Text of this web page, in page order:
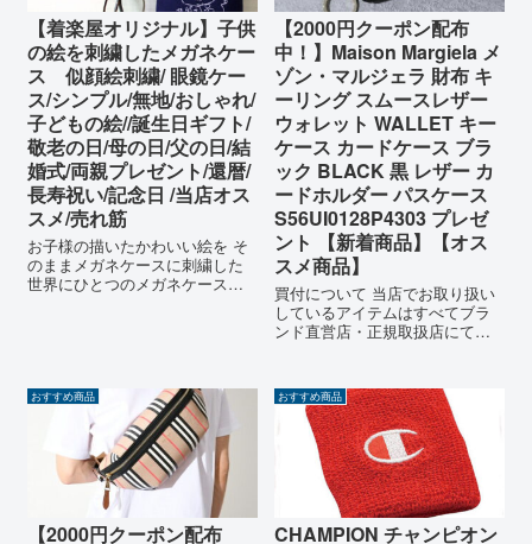
【着楽屋オリジナル】子供
の絵を刺繍したメガネケー
ス 似顔絵刺繍/ 眼鏡ケー
ス/シンプル/無地/おしゃれ/
子どもの絵//誕生日ギフト/
敬老の日/母の日/父の日/結
婚式/両親プレゼント/還暦/
長寿祝い/記念日 /当店オス
スメ/売れ筋
お子様の描いたかわいい絵を そ
のままメガネケースに刺繍した
世界にひとつのメガネケースを
たお気...
【2000円クーポン配布
中！】Maison Margiela メ
ゾン・マルジェラ 財布 キ
ーリング スムースレザー
ウォレット WALLET キー
ケース カードケース ブラ
ック BLACK 黒 レザー カ
ードホルダー パスケース
S56UI0128P4303 プレゼ
ント 【新着商品】【オス
スメ商品】
買付について 当店でお取り扱い
しているアイテムはすべてブラ
ンド直営店・正規取扱店にて買
ますのでご安心ください。
Maison Margiela WALLET メゾン
マルジェラ キーリング...
おすすめ商品
【2000円クーポン配布
おすすめ商品
CHAMPION チャンピオン